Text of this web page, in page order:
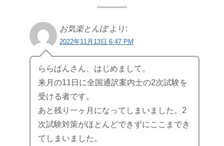
お気楽とんぼ より:
2022年11月13日 6:47 PM
ららぱんさん、はじめまして。
来月の11日に全国通訳案内士の2次試験を
受ける者です。
あと残り一ヶ月になってしまいました。2
次試験対策がほとんどできずにここまでき
てしまいました。